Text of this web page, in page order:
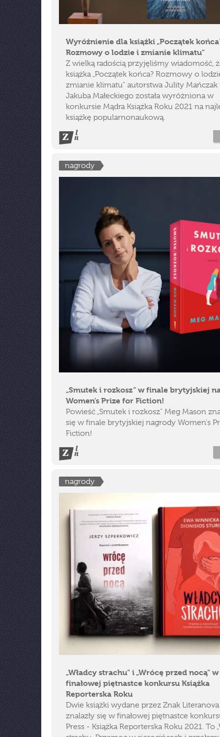
Wyróżnienie dla książki „Początek
Rozmowy o lodzie i zmianie klimatu"
Z wielką radością przyjęliśmy wiadomość,
książka „Początek końca? Rozmowy o
zmianie klimatu" autorstwa Julity Mańczak
Jakuba Małeckiego została wyróżniona w
konkursie Mądra Książka Roku 2021 na
książkę popularnonaukową.
nagrody
„Smutek i rozkosz” w finale brytyjskiej
Women’s Prize for Fiction!
Powieść „Smutek i rozkosz" Meg Mason
się w finale brytyjskiej nagrody Women's
Fiction!
nagrody
„Władcy strachu" i „Wrócę przed nocą" w
finałowej piętnastce konkursu Książka
Reporterska Roku
Dwie książki wydane przez Znak Literanova
znalazły się w finałowej piętnastce
Press - Książka Reporterska Roku 2021. To